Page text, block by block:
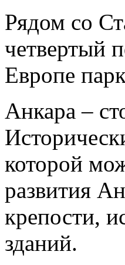
Рядом со
четвертый
Европе
Анкара –
которой
развития
крепости,
зданий.